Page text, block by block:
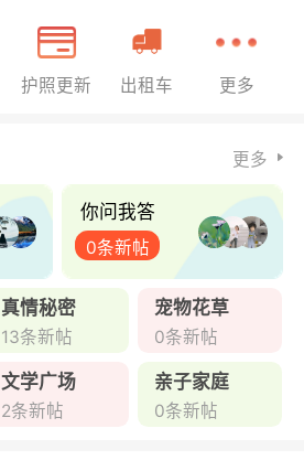
护照更新 出租车 更多
更多
你问我答
0条新帖
真情秘密
13条新帖
宠物花草
0条新帖
文学广场
2条新帖
亲子家庭
0条新帖